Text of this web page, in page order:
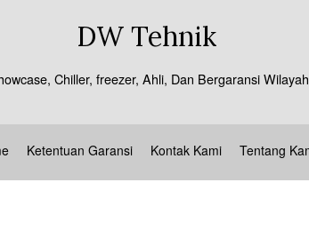
DW Tehnik
Chiller, freezer, Ahli, Dan Bergaransi
Ketentuan Garansi Kontak Kami Tentang